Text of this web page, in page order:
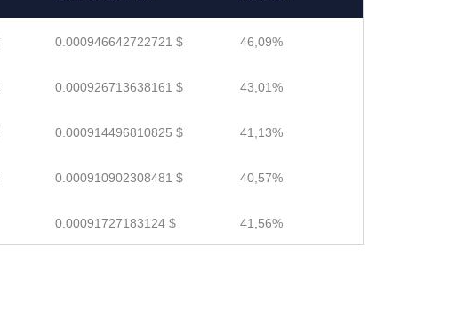
0.000946642722721 $ 46,09%
0.000926713638161 $ 43,01%
0.000914496810825 $ 41,13%
0.000910902308481 $ 40,57%
0.00091727183124 $ 41,56%